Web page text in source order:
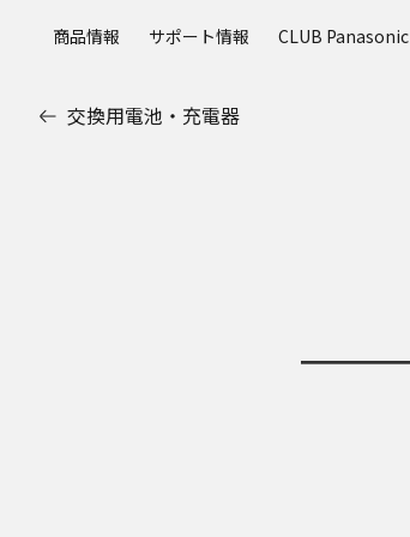
商品情報 サポート情報 CLUB Panasonic
交換用電池・充電器